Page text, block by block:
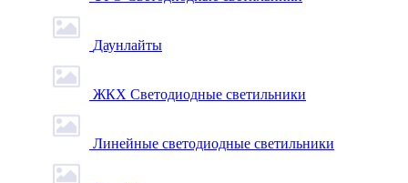
Даунлайты
ЖКХ Светодиодные светильники
Линейные светодиодные светильники